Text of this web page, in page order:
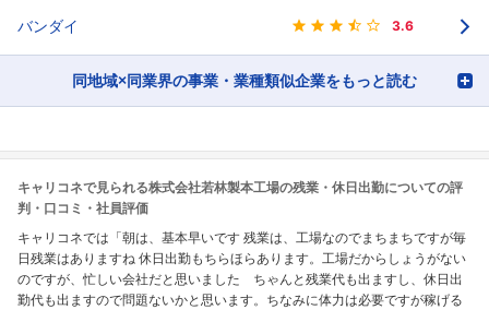
バンダイ 3.6
同地域×同業界の事業・業種類似企業をもっと読む
キャリコネで見られる株式会社若林製本工場の残業・休日出勤についての評
判・口コミ・社員評価
キャリコネでは「朝は、基本早いです 残業は、工場なのでまちまちですが毎
日残業はありますね 休日出勤もちらほらあります。工場だからしょうがない
のですが、忙しい会社だと思いました ちゃんと残業代も出ますし、休日出
勤代も出ますので問題ないかと思います。ちなみに体力は必要ですが稼げる